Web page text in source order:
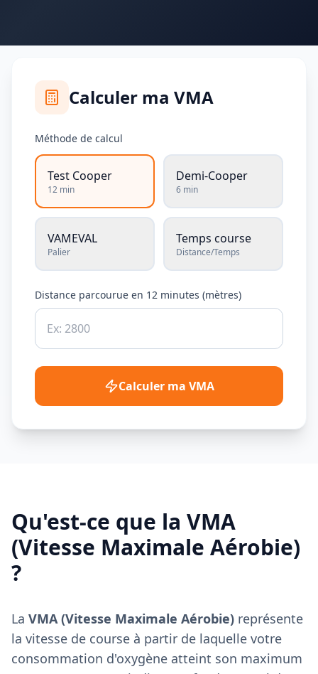
Calculer ma VMA
Méthode de calcul
Test Cooper
12 min
Demi-Cooper
6 min
VAMEVAL
Palier
Temps course
Distance/Temps
Distance parcourue en 12 minutes (mètres)
Calculer ma VMA
Qu'est-ce que la VMA
(Vitesse Maximale Aérobie)
?
La VMA (Vitesse Maximale Aérobie) représente
la vitesse de course à partir de laquelle votre
consommation d'oxygène atteint son maximum